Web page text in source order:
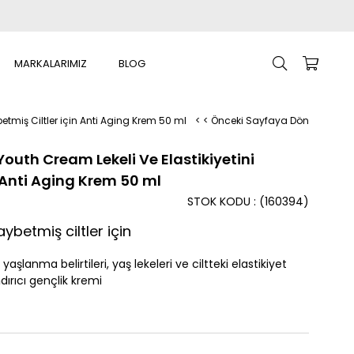
MARKALARIMIZ BLOG
Ciltler için Anti Aging Krem 50 ml < < Önceki Sayfaya Dön
Cream Lekeli Ve Elastikiyetini
Aging Krem 50 ml
(160394)
STOK KODU
ciltler için
belirtileri, yaş lekeleri ve ciltteki elastikiyet
gençlik kremi